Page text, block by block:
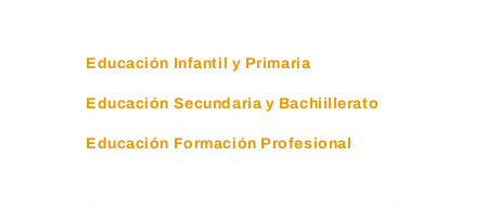
Educación Infantil y Primaria
Educación Secundaria y Bachiillerato
Educación Formación Profesional